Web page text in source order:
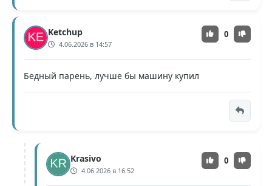
Ketchup
4.06.2026 в 14:57
0
Бедный парень, лучше бы машину купил
Krasivo
4.06.2026 в 16:52
0